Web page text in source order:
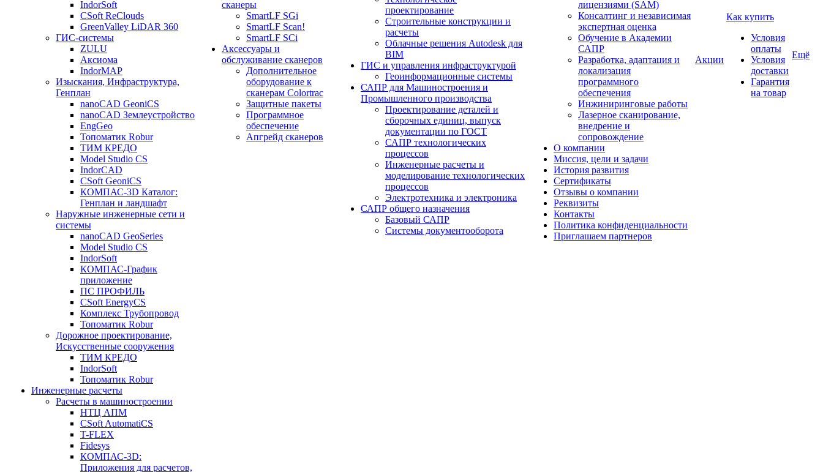
IndorSoft
CSoft ReClouds
GreenValley LiDAR 360
ГИС-системы
ZULU
Аксиома
IndorMAP
Изыскания, Инфраструктура,
Генплан
nanoCAD GeoniCS
nanoCAD Землеустройство
EngGeo
Топоматик Robur
ТИМ КРЕДО
Model Studio CS
IndorCAD
CSoft GeoniCS
КОМПАС-3D Каталог:
Генплан и ландшафт
Наружные инженерные сети и
системы
nanoCAD GeoSeries
Model Studio CS
IndorSoft
КОМПАС-График
приложение
ПС ПРОФИЛЬ
CSoft EnergyCS
Комплекс Трубопровод
Топоматик Robur
Дорожное проектирование,
Искусственные сооружения
ТИМ КРЕДО
IndorSoft
Топоматик Robur
Инженерные расчеты
Расчеты в машиностроении
НТЦ АПМ
CSoft AutomatiCS
T-FLEX
Fidesys
КОМПАС-3D:
Приложения для расчетов,
сканеры
SmartLF SGi
SmartLF Scan!
SmartLF SCi
Аксессуары и
обслуживание сканеров
Дополнительное
оборудование к
сканерам Colortrac
Защитные пакеты
Программное
обеспечение
Апгрейд сканеров
проектирование
Строительные конструкции и
расчеты
Облачные решения Autodesk для
BIM
ГИС и управления инфраструктурой
Геоинформационные системы
САПР для Машиностроения и
Промышленного производства
Проектирование деталей и
сборочных единиц, выпуск
документации по ГОСТ
САПР технологических
процессов
Инженерные расчеты и
моделирование технологических
процессов
Электротехника и электроника
САПР общего назначения
Базовый САПР
Системы документооборота
лицензиями (SAM)
Консалтинг и независимая
экспертная оценка
Обучение в Академии
САПР
Разработка, адаптация и
локализация
программного
обеспечения
Инжиниринговые работы
Лазерное сканирование,
внедрение и
сопровождение
О компании
Миссия, цели и задачи
История развития
Сертификаты
Отзывы о компании
Реквизиты
Контакты
Политика конфиденциальности
Приглашаем партнеров
Акции
Как купить
Условия
оплаты
Условия
доставки
Гарантия
на товар
Ещё